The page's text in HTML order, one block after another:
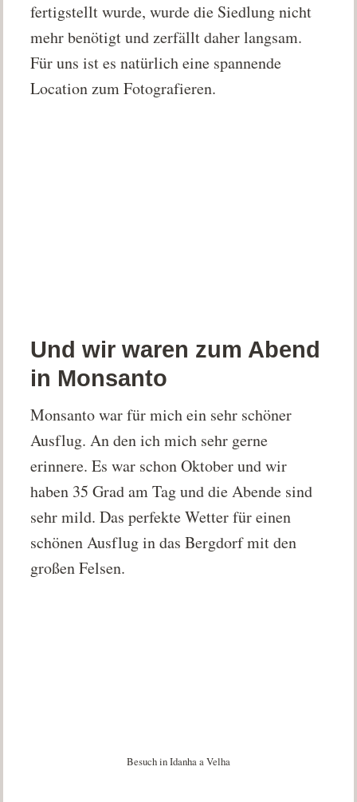
fertigstellt wurde, wurde die Siedlung nicht
mehr benötigt und zerfällt daher langsam.
Für uns ist es natürlich eine spannende
Location zum Fotografieren.
Und wir waren zum Abend
in Monsanto
Monsanto war für mich ein sehr schöner
Ausflug. An den ich mich sehr gerne
erinnere. Es war schon Oktober und wir
haben 35 Grad am Tag und die Abende sind
sehr mild. Das perfekte Wetter für einen
schönen Ausflug in das Bergdorf mit den
großen Felsen.
Besuch in Idanha a Velha